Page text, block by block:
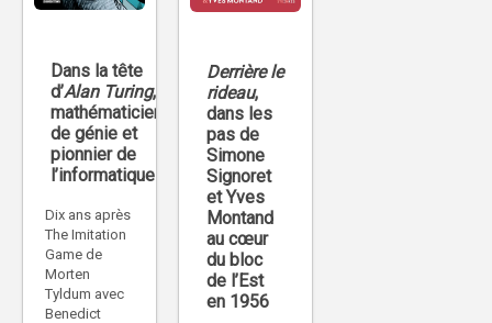
Dans la tête
d’Alan Turing,
mathématicien
de génie et
pionnier de
l’informatique
Dix ans après
The Imitation
Game de
Morten
Tyldum avec
Benedict
Derrière le
rideau,
dans les
pas de
Simone
Signoret
et Yves
Montand
au cœur
du bloc
de l’Est
en 1956